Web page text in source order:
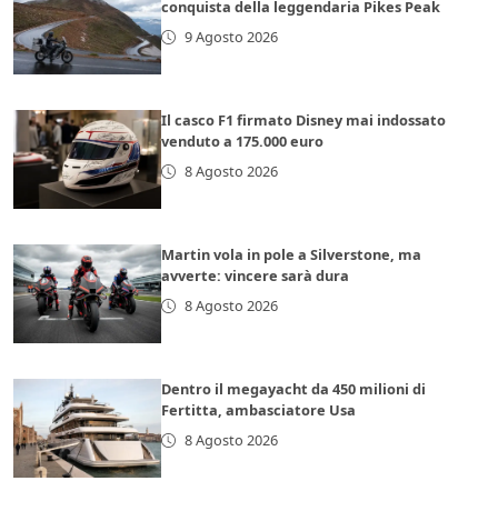
conquista della leggendaria Pikes Peak
9 Agosto 2026
Il casco F1 firmato Disney mai indossato
venduto a 175.000 euro
8 Agosto 2026
Martin vola in pole a Silverstone, ma
avverte: vincere sarà dura
8 Agosto 2026
Dentro il megayacht da 450 milioni di
Fertitta, ambasciatore Usa
8 Agosto 2026